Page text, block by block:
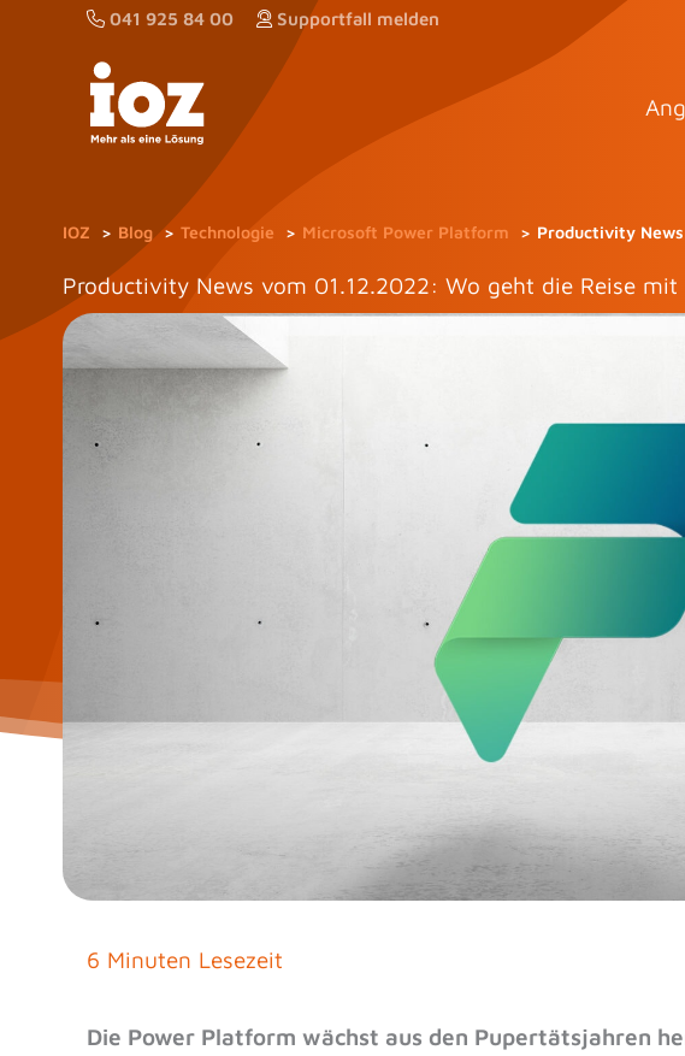
041 925 84 00 Supportfall melden
IOZ Blog Technologie Microsoft Power Platform Productivity
Productivity News vom 01.12.2022: Wo geht die Reise
6 Minuten Lesezeit
Die Power Platform wächst aus den Pupertätsjahren